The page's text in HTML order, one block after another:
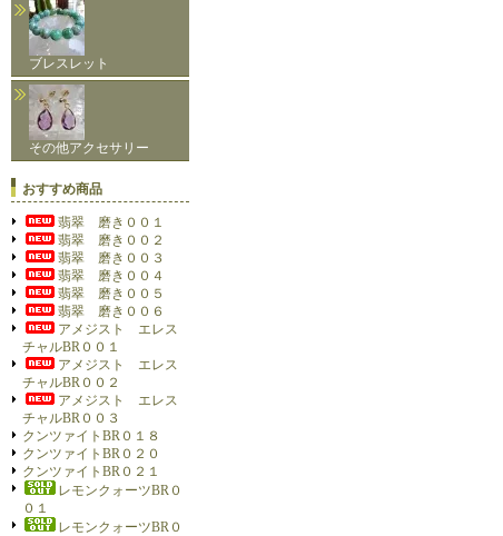
ブレスレット
その他アクセサリー
おすすめ商品
翡翠 磨き００１
翡翠 磨き００２
翡翠 磨き００３
翡翠 磨き００４
翡翠 磨き００５
翡翠 磨き００６
アメジスト エレス
チャルBR００１
アメジスト エレス
チャルBR００２
アメジスト エレス
チャルBR００３
クンツァイトBR０１８
クンツァイトBR０２０
クンツァイトBR０２１
レモンクォーツBR０
０１
レモンクォーツBR０